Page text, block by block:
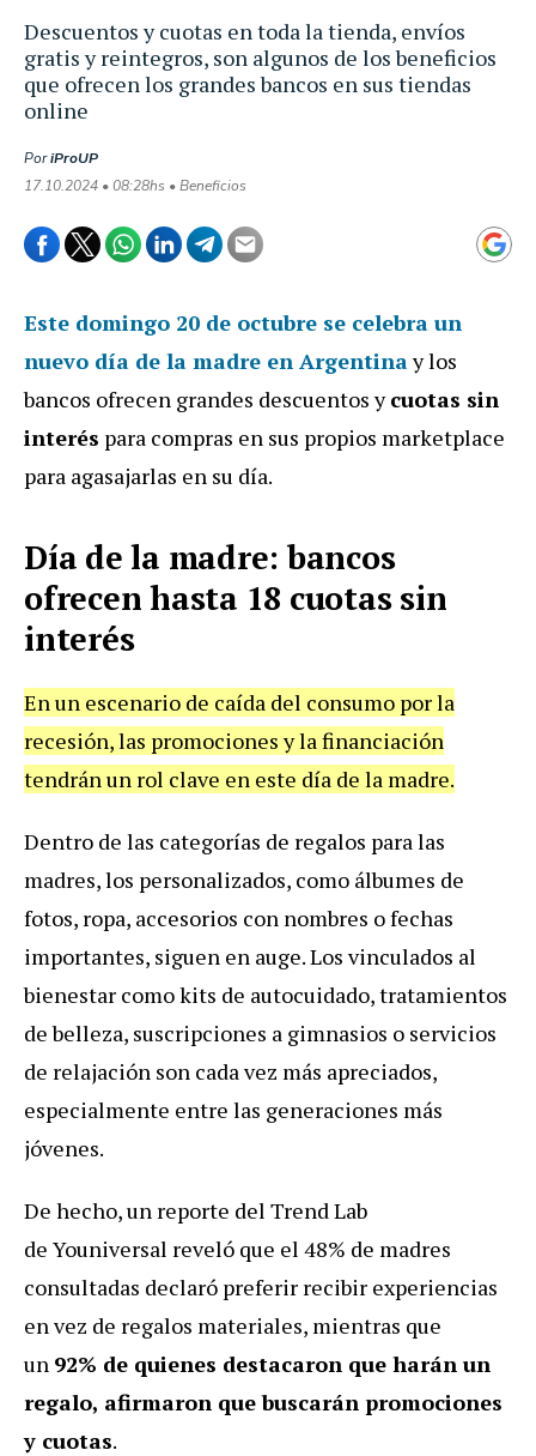
Descuentos y cuotas en toda la tienda, envíos
gratis y reintegros, son algunos de los beneficios
que ofrecen los grandes bancos en sus tiendas
online
PoriProUP
17.10.2024 • 08:28hs • Beneficios
Este domingo 20 de octubre se celebra un
nuevo día de la madre en Argentinay los
bancos ofrecen grandes descuentos ycuotas sin
interés para compras en sus propios marketplace
para agasajarlas en su día.
Día de la madre: bancos
ofrecen hasta 18 cuotas sin
interés
En un escenario de caída del consumo por la
recesión, las promociones y la financiación
tendrán un rol clave en este día de la madre.
Dentro de las categorías de regalos para las
madres, los personalizados, como álbumes de
fotos, ropa, accesorios con nombres o fechas
importantes, siguen en auge. Los vinculados al
bienestar como kits de autocuidado, tratamientos
de belleza, suscripciones a gimnasios o servicios
de relajación son cada vez más apreciados,
especialmente entre las generaciones más
jóvenes.
De hecho, un reporte del Trend Lab
de Youniversal reveló que el 48% de madres
consultadas declaró preferir recibir experiencias
en vez de regalos materiales, mientras que
un 92% de quienes destacaron que harán un
regalo, afirmaron que buscarán promociones
y cuotas.